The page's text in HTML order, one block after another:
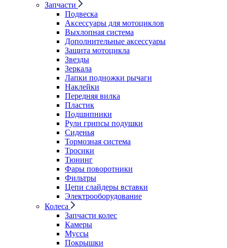
Запчасти
Подвеска
Аксессуары для мотоциклов
Выхлопная система
Дополнительные аксессуары
Защита мотоцикла
Звезды
Зеркала
Лапки подножки рычаги
Наклейки
Передняя вилка
Пластик
Подшипники
Рули грипсы подушки
Сиденья
Тормозная система
Тросики
Тюнинг
Фары поворотники
Фильтры
Цепи слайдеры вставки
Электрооборудование
Колеса
Запчасти колес
Камеры
Муссы
Покрышки